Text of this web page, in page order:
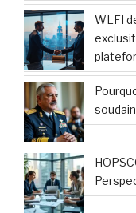
WLFI
exclusif